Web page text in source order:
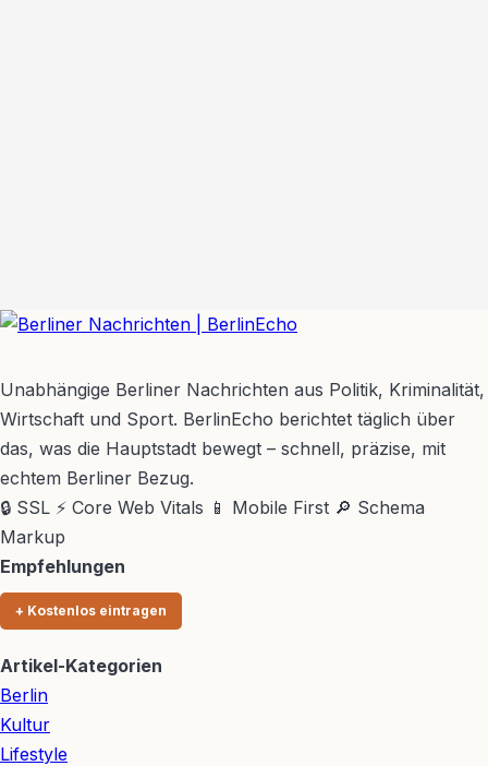
Unabhängige Berliner Nachrichten aus Politik, Kriminalität,
Wirtschaft und Sport. BerlinEcho berichtet täglich über
das, was die Hauptstadt bewegt – schnell, präzise, mit
echtem Berliner Bezug.
🔒 SSL ⚡ Core Web Vitals 📱 Mobile First 🔎 Schema
Markup
Empfehlungen
+ Kostenlos eintragen
Artikel-Kategorien
Berlin
Kultur
Lifestyle